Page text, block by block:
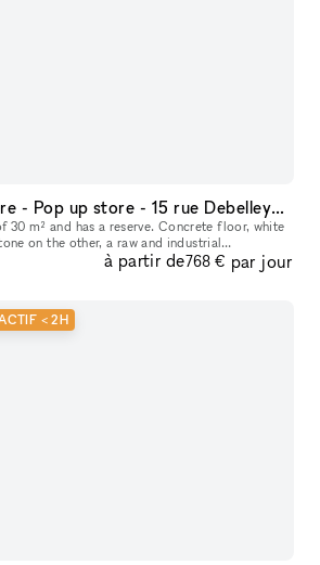
Boutique éphémère - Pop up store - 15 rue Debelleyme (Marais)
30 m² and has a reserve. Concrete floor, white
on the other, a raw and industrial
atmosphere well finished. L'aperçu du quartier • Au cœur du quarti
à partir de768 € par jour
< 2H